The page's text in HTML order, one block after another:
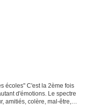
écoles" C'est la 2ème fois
d'émotions. Le spectre
amitiés, colère, mal-être,